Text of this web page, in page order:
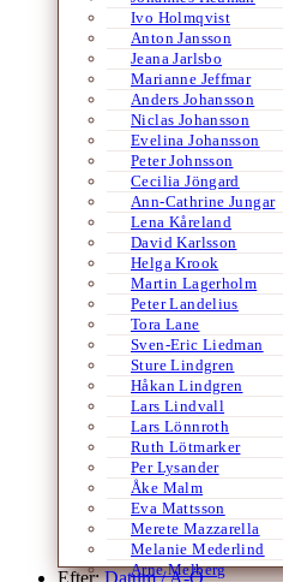
Ivo Holmqvist
Anton Jansson
Jeana Jarlsbo
Marianne Jeffmar
Anders Johansson
Niclas Johansson
Evelina Johansson
Peter Johnsson
Cecilia Jöngard
Ann-Cathrine Jungar
Lena Kåreland
David Karlsson
Helga Krook
Martin Lagerholm
Peter Landelius
Tora Lane
Sven-Eric Liedman
Sture Lindgren
Håkan Lindgren
Lars Lindvall
Lars Lönnroth
Ruth Lötmarker
Per Lysander
Åke Malm
Eva Mattsson
Merete Mazzarella
Melanie Mederlind
Arne Melberg
Efter:Datum /A-Ö